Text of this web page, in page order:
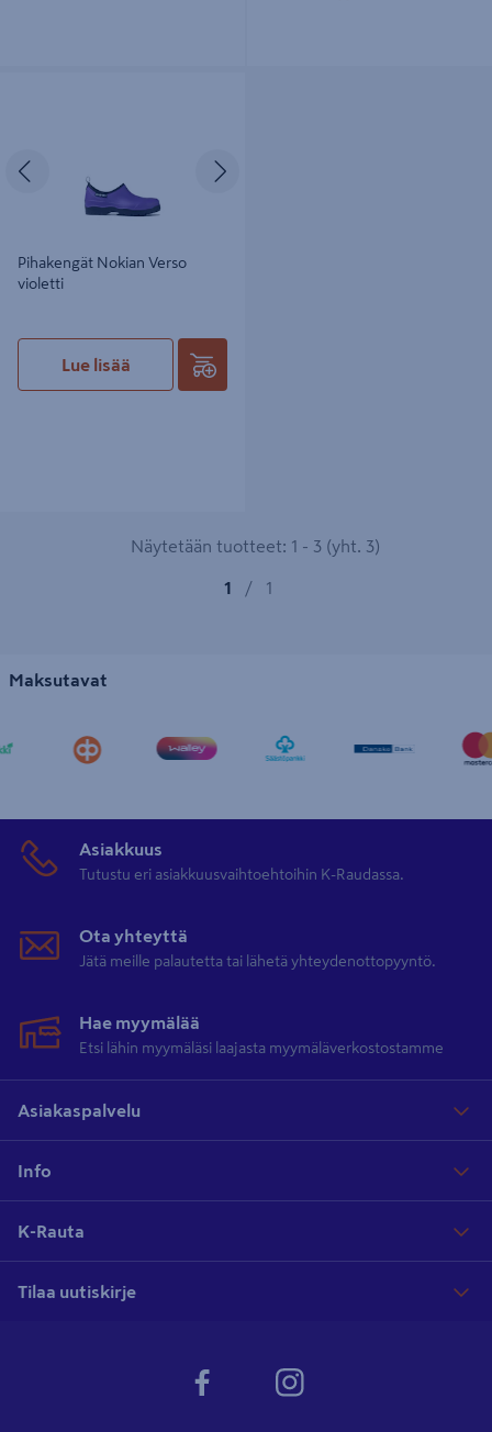
Pihakengät Nokian Verso
violetti
Lue lisää
Näytetään tuotteet: 1 - 3 (yht. 3)
1 / 1
Maksutavat
Asiakkuus
Tutustu eri asiakkuusvaihtoehtoihin K-Raudassa.
Ota yhteyttä
Jätä meille palautetta tai lähetä yhteydenottopyyntö.
Hae myymälää
Etsi lähin myymäläsi laajasta myymäläverkostostamme
Asiakaspalvelu
Info
K-Rauta
Tilaa uutiskirje